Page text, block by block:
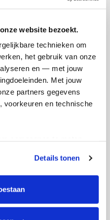
website bezoekt.
technieken om
het gebruik van onze
en — met jouw
Met jouw
partners gegevens
voorkeuren en technische
op elk moment wijzigen of
onderaan de pagina. De
het tabblad “details”.
Details tonen
En wat is er dan
in te zamelen
mee met de PINK
te zamelen voor